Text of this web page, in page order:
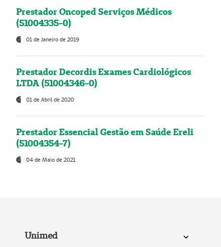
Prestador Oncoped Serviços Médicos
(51004335-0)
01 de Janeiro de 2019
Prestador Decordis Exames Cardiológicos
LTDA (51004346-0)
01 de Abril de 2020
Prestador Essencial Gestão em Saúde Ereli
(51004354-7)
04 de Maio de 2021
Unimed